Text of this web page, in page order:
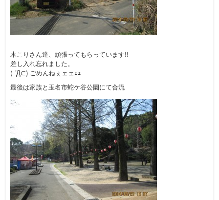
木こりさん達、頑張ってもらっています!!
差し入れ忘れました。
( ´Д⊂) ごめんねぇェェｪｪ
最後は家族と玉名市蛇ケ谷公園にて合流